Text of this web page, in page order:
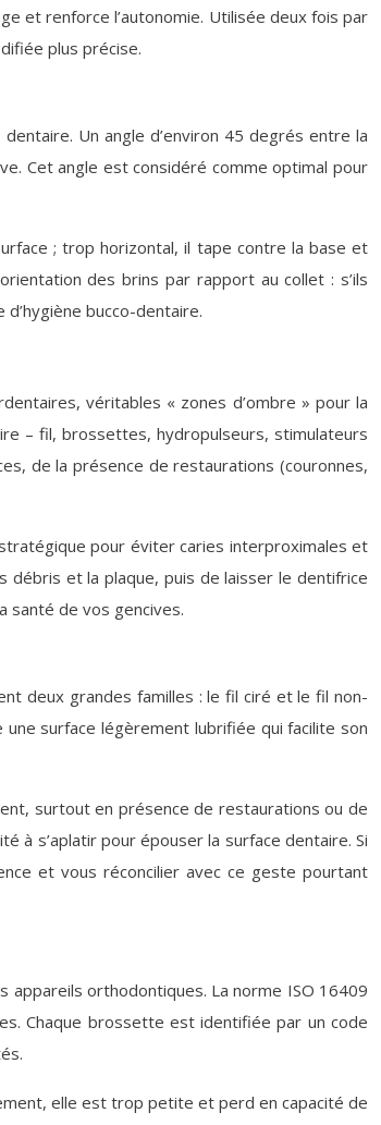
et renforce l’autonomie. Utilisée deux fois par
plus précise.
Un angle d’environ 45 degrés entre la
Cet angle est considéré comme optimal pour
; trop horizontal, il tape contre la base et
des brins par rapport au collet : s’ils
bucco-dentaire.
véritables « zones d’ombre » pour la
– fil, brossettes, hydropulseurs, stimulateurs
de la présence de restaurations (couronnes,
pour éviter caries interproximales et
débris et la plaque, puis de laisser le dentifrice
santé de vos gencives.
deux grandes familles : le fil ciré et le fil non-
surface légèrement lubrifiée qui facilite son
surtout en présence de restaurations ou de
à s’aplatir pour épouser la surface dentaire. Si
et vous réconcilier avec ce geste pourtant
orthodontiques. La norme ISO 16409
Chaque brossette est identifiée par un code
elle est trop petite et perd en capacité de